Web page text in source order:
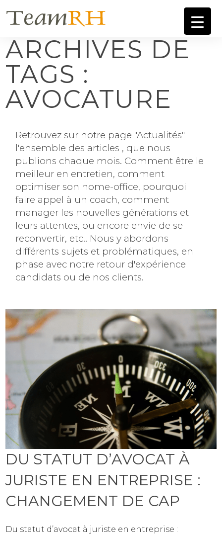
ARCHIVES DE
TAGS :
AVOCATURE
Retrouvez sur notre page "Actualités"
l'ensemble des articles , que nous
publions chaque mois. Comment être le
meilleur en entretien, comment
optimiser son home-office, pourquoi
faire appel à un coach, comment
manager les nouvelles générations et
leurs attentes, ou encore envie de se
reconvertir, etc.. Nous y abordons
différents sujets et problématiques, en
phase avec notre retour d'expérience
candidats ou de nos clients.
DU STATUT D’AVOCAT À
JURISTE EN ENTREPRISE :
CHANGEMENT DE CAP
Du statut d’avocat à juriste en entreprise :